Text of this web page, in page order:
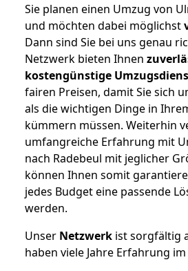
Sie planen einen Umzug von
und möchten dabei möglichst
Dann sind Sie bei uns genau
Netzwerk bieten Ihnen
kostengünstige
fairen Preisen, damit Sie sich
als die wichtigen Dinge in
kümmern müssen. Weiterhin
umfangreiche Erfahrung mit
nach Radebeul mit jeglicher
können Ihnen somit
jedes Budget eine passende
werden.
Unser Netzwerk ist sorgfältig
haben viele Jahre Erfahrung